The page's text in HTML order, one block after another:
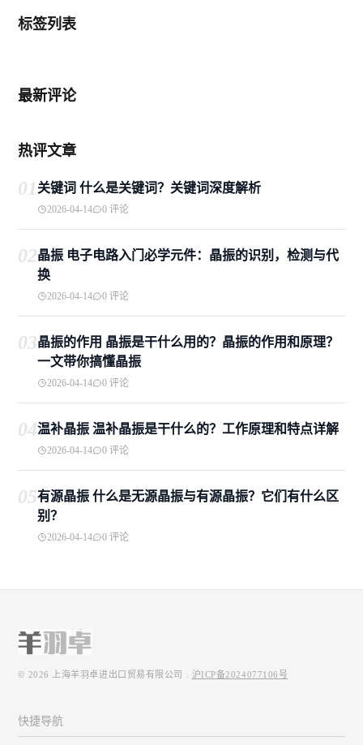
标签列表
最新评论
热评文章
01关键词 什么是关键词？关键词深度解析
2026-04-14 0 评论
02晶振 电子电路入门必学元件：晶振的识别，检测与代
换
2026-04-14 0 评论
03晶振的作用 晶振是干什么用的？晶振的作用和原理？
一文带你搞懂晶振
2026-04-14 0 评论
04温补晶振 温补晶振是干什么的？工作原理和特点详解
2026-04-14 0 评论
05有源晶振 什么是无源晶振与有源晶振？它们有什么区
别？
2026-04-14 0 评论
© 2026 上海羊羽卓进出口贸易有限公司 沪ICP备2024077106号
快捷导航